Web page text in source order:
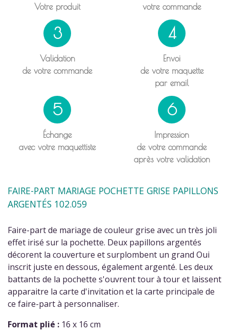
Votre produit
votre commande
3
Validation
de votre commande
4
Envoi
de votre maquette
par email
5
Échange
avec votre maquettiste
6
Impression
de votre commande
après votre validation
FAIRE-PART MARIAGE POCHETTE GRISE PAPILLONS
ARGENTÉS 102.059
Faire-part de mariage de couleur grise avec un très joli
effet irisé sur la pochette. Deux papillons argentés
décorent la couverture et surplombent un grand Oui
inscrit juste en dessous, également argenté. Les deux
battants de la pochette s'ouvrent tour à tour et laissent
apparaitre la carte d'invitation et la carte principale de
ce faire-part à personnaliser.
Format plié : 16 x 16 cm